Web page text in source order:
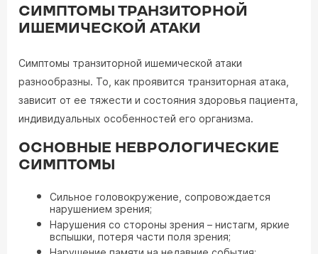
СИМПТОМЫ ТРАНЗИТОРНОЙ
ИШЕМИЧЕСКОЙ АТАКИ
Симптомы транзиторной ишемической атаки
разнообразны. То, как проявится транзиторная атака,
зависит от ее тяжести и состояния здоровья пациента,
индивидуальных особенностей его организма.
ОСНОВНЫЕ НЕВРОЛОГИЧЕСКИЕ
СИМПТОМЫ
Сильное головокружение, сопровождается
нарушением зрения;
Нарушения со стороны зрения – нистагм, яркие
вспышки, потеря части поля зрения;